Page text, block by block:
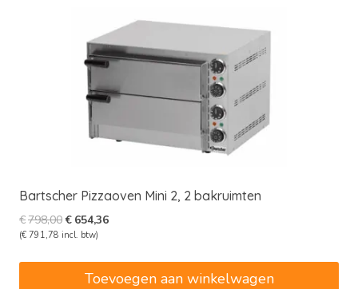
Bartscher Pizzaoven Mini 2, 2 bakruimten
€798,00Oorspronkelijke
prijs
€798,00.
€ 654,36Huidige
(€ 791,78 incl. btw)
Toevoegen aan winkelwagen